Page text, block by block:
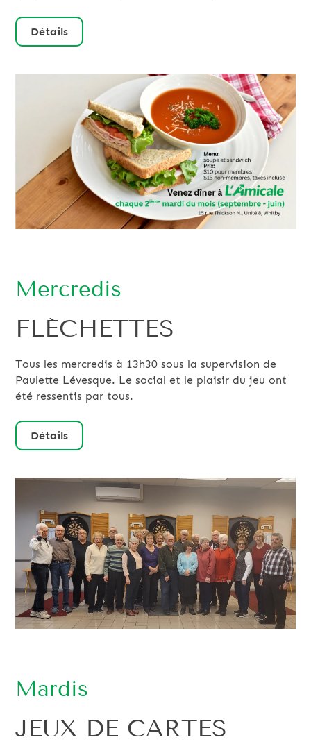
Détails
Mercredis
FLÉCHETTES
Tous les mercredis à 13h30 sous la supervision de
Paulette Lévesque. Le social et le plaisir du jeu ont
été ressentis par tous.
Détails
Mardis
JEUX DE CARTES